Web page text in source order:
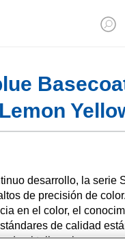
Lemon
desarrollo, la serie
de precisión de
en el color, el
de calidad
al taller a lograr